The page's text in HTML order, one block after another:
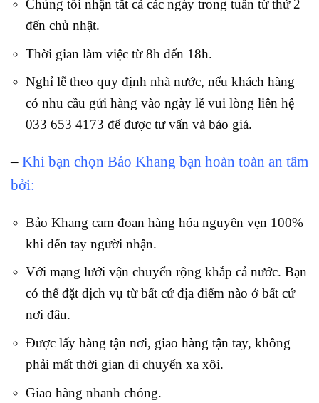
Chúng tôi nhận tất cả các ngày trong tuần từ thứ 2
đến chủ nhật.
Thời gian làm việc từ 8h đến 18h.
Nghỉ lễ theo quy định nhà nước, nếu khách hàng
có nhu cầu gửi hàng vào ngày lễ vui lòng liên hệ
033 653 4173 để được tư vấn và báo giá.
– Khi bạn chọn Bảo Khang bạn hoàn toàn an tâm
bởi:
Bảo Khang cam đoan hàng hóa nguyên vẹn 100%
khi đến tay người nhận.
Với mạng lưới vận chuyển rộng khắp cả nước. Bạn
có thể đặt dịch vụ từ bất cứ địa điểm nào ở bất cứ
nơi đâu.
Được lấy hàng tận nơi, giao hàng tận tay, không
phải mất thời gian di chuyển xa xôi.
Giao hàng nhanh chóng.